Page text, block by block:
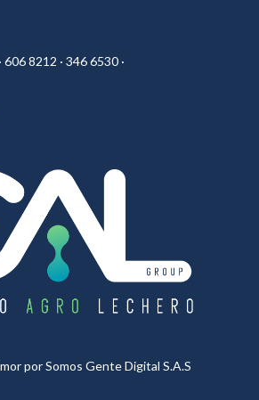
8212 · 346 6530 ·
porSomos Gente Digital S.A.S